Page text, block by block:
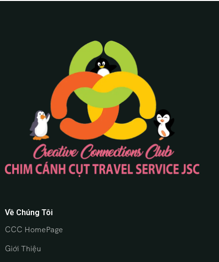
Về Chúng Tôi
CCC HomePage
Giới Thiệu